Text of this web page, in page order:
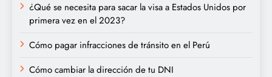
¿Qué se necesita para sacar la visa a Estados Unidos por
primera vez en el 2023?
Cómo pagar infracciones de tránsito en el Perú
Cómo cambiar la dirección de tu DNI